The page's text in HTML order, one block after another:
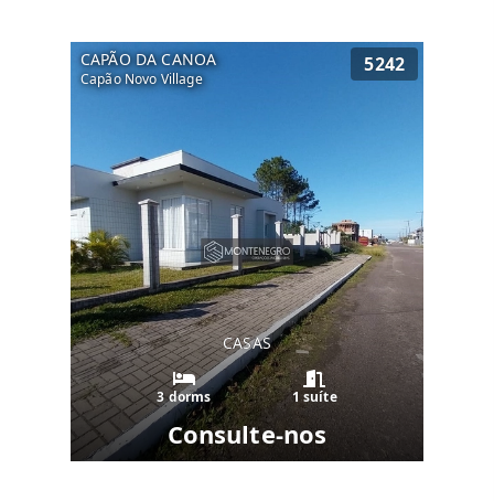
CAPÃO DA CANOA
Capão Novo Village
5242
CASAS
3 dorms 1 suíte
Consulte-nos